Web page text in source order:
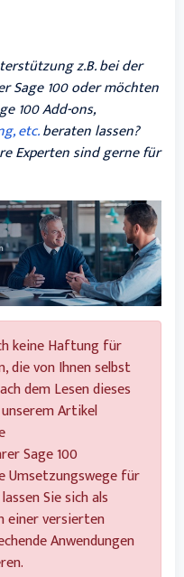
z.B. bei der
Sage 100 oder möchten
100 Add-ons,
etc.beraten lassen?
Experten sind gerne für
keine Haftung für
die von Ihnen selbst
dem Lesen dieses
Artikel
Sage 100
Umsetzungswege für
Sie sich als
einer versierten
Anwendungen